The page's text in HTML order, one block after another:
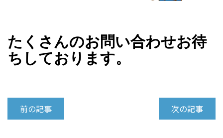
たくさんのお問い合わせお待
ちしております。
前の記事 次の記事